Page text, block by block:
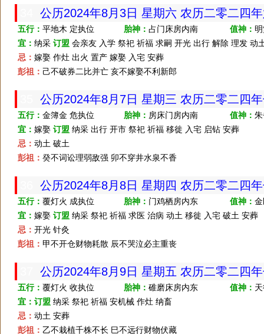
公历2024年8月3日 星期六 农历二零二四
五行： 平地木 定执位 胎神： 占门床房内南 值神：
宜： 纳采 订盟 会亲友 入学 祭祀 祈福 求嗣 开光 出行 解除 理发 动
忌： 嫁娶 作灶 出火 置产 嫁娶 入宅 安葬
彭祖： 己不破券二比并亡 亥不嫁娶不利新郎
公历2024年8月7日 星期三 农历二零二四
五行： 金簿金 危执位 胎神： 房床门房内南 值神：
宜： 嫁娶 订盟 纳采 出行 开市 祭祀 祈福 移徙 入宅 启钻 安葬
忌： 动土 破土
彭祖： 癸不词讼理弱敌强 卯不穿井水泉不香
公历2024年8月8日 星期四 农历二零二四
五行： 覆灯火 成执位 胎神： 门鸡栖房内东 值神：
宜： 嫁娶 订盟 纳采 祭祀 祈福 求医 治病 动土 移徙 入宅 破土 安葬
忌： 开光 针灸
彭祖： 甲不开仓财物耗散 辰不哭泣必主重丧
公历2024年8月9日 星期五 农历二零二四
五行： 覆灯火 收执位 胎神： 碓磨床房内东 值神：
宜： 订盟 纳采 祭祀 祈福 安机械 作灶 纳畜
忌： 动土 安葬
彭祖： 乙不栽植千株不长 巳不远行财物伏藏